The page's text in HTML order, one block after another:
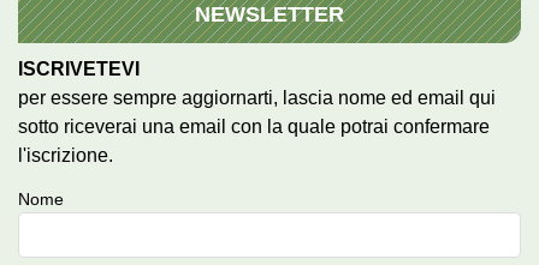
NEWSLETTER
ISCRIVETEVI
per essere sempre aggiornarti, lascia nome ed email qui
sotto riceverai una email con la quale potrai confermare
l'iscrizione.
Nome